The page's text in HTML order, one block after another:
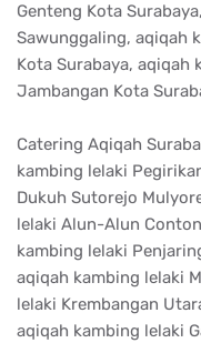
Genteng Kota
Sawunggaling, aqiqah
Kota Surabaya, aqiqah
Jambangan Kota
Catering Aqiqah
kambing lelaki
Dukuh Sutorejo
lelaki Alun-Alun
kambing lelaki
aqiqah kambing lelaki
lelaki Krembangan
aqiqah kambing lelaki